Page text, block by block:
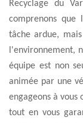
Recyclage du
comprenons que
tâche ardue,
l'environnement,
équipe est non
animée par une
engageons à
tout en vous